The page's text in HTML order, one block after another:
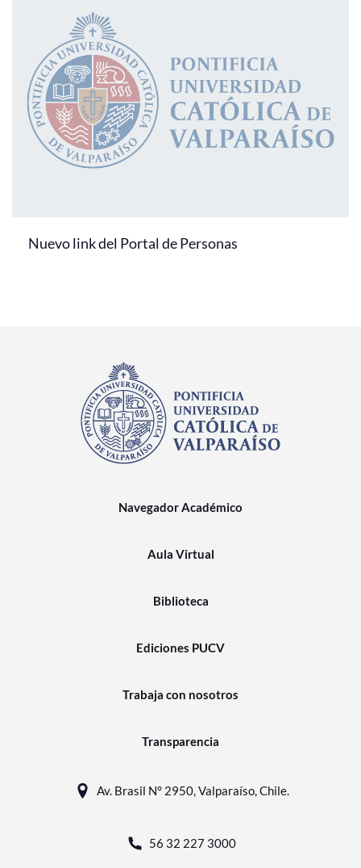
Nuevo link del Portal de Personas
Navegador Académico
Aula Virtual
Biblioteca
Ediciones PUCV
Trabaja con nosotros
Transparencia
Av. Brasil N° 2950, Valparaíso, Chile.
56 32 227 3000